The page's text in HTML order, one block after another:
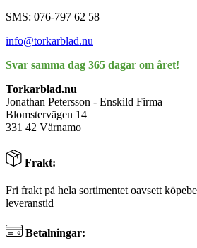
SMS: 076-797 62 58
info@torkarblad.nu
Svar samma dag 365 dagar om året!
Torkarblad.nu
Jonathan Petersson - Enskild Firma
Blomstervägen 14
331 42 Värnamo
Frakt:
Fri frakt på hela sortimentet oavsett
leveranstid
Betalningar: